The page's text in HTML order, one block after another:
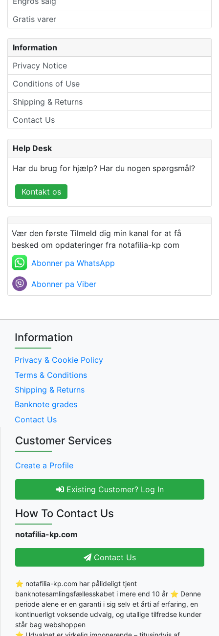
Gratis varer
Information
Privacy Notice
Conditions of Use
Shipping & Returns
Contact Us
Help Desk
Har du brug for hjælp? Har du nogen spørgsmål?
Kontakt os
Vær den første Tilmeld dig min kanal for at få
besked om opdateringer fra notafilia-kp com
Abonner pa WhatsApp
Abonner pa Viber
Information
Privacy & Cookie Policy
Terms & Conditions
Shipping & Returns
Banknote grades
Contact Us
Customer Services
Create a Profile
Existing Customer? Log In
How To Contact Us
notafilia-kp.com
Contact Us
⭐ notafilia-kp.com har pålideligt tjent
banknotesamlingsfællesskabet i mere end 10 år ⭐ Denne
periode alene er en garanti i sig selv et årti af erfaring, en
kontinuerligt voksende udvalg, og utallige tilfredse kunder
står bag webshoppen